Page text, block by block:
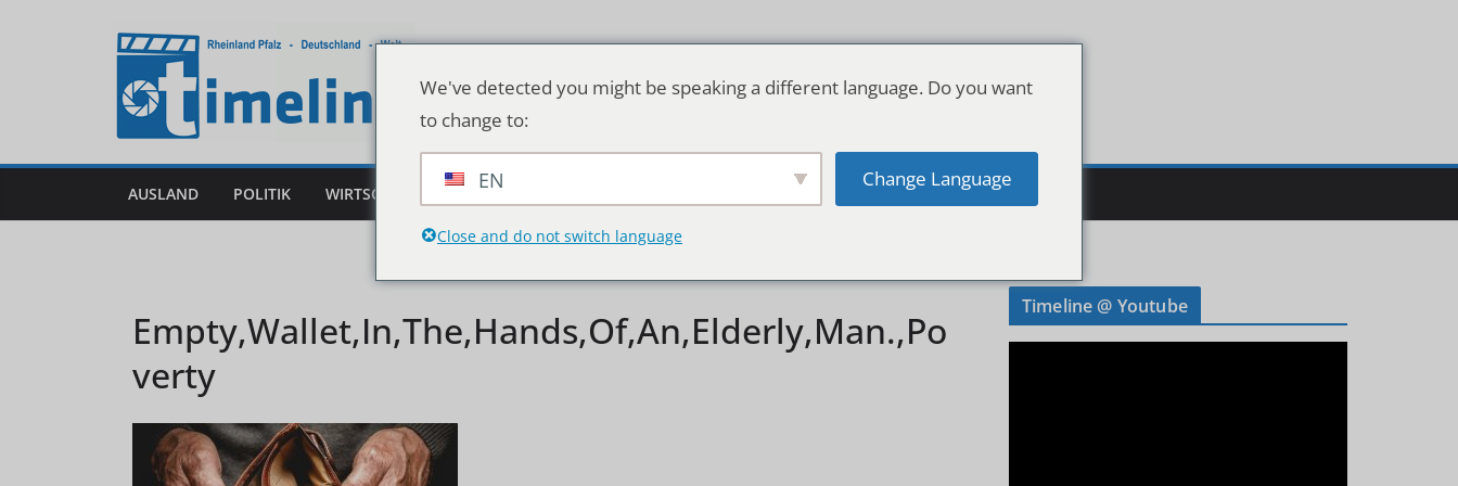
AUSLAND POLITIK WIRTSCHAFT DEUTSCHLAND & WELT
Empty,Wallet,In,The,Hands,Of,An,Elderly,Man.,Po
verty
Timeline @ Youtube
We've detected you might be speaking a different language. Do you want
to change to:
EN Change Language
Close and do not switch language